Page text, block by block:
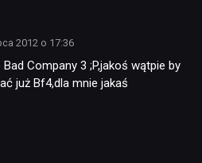
2012 o 17:36
Company 3 ;P,jakoś wątpie by
już Bf4,dla mnie jakaś